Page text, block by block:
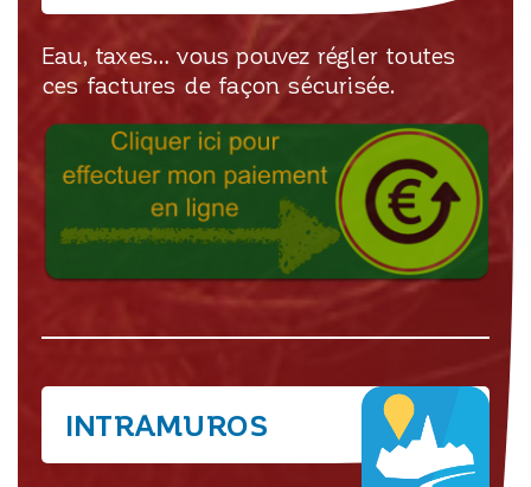
Eau, taxes… vous pouvez régler toutes
ces factures de façon sécurisée.
INTRAMUROS